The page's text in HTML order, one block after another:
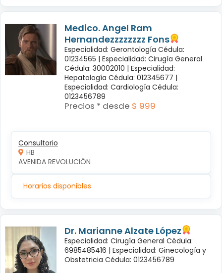
Medico. Angel Ram
Hernandezzzzzzzz Fons
Especialidad: Gerontología Cédula:
01234565 | Especialidad: Cirugía General
Cédula: 30002010 | Especialidad:
Hepatología Cédula: 012345677 |
Especialidad: Cardiología Cédula:
0123456789
Precios * desde $ 999
Consultorio
HB
AVENIDA REVOLUCIÓN
Horarios disponibles
Dr. Marianne Alzate López
Especialidad: Cirugía General Cédula:
6985485416 | Especialidad: Ginecología y
Obstetricia Cédula: 0123456789